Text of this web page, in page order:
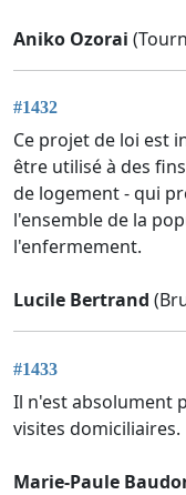
Aniko Ozorai
#1432
Ce projet de loi est
être utilisé à des
de logement - qui
l'ensemble de la
l'enfermement.
Lucile Bertrand
#1433
Il n'est absolument
visites domiciliaires.
Marie-Paule